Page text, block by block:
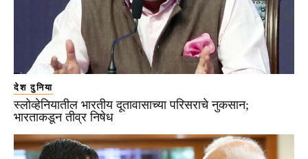
देश दुनिया
स्लोव्हेनियातील भारतीय दूतावासाच्या परिसराचे नुकसान;
भारताकडून तीव्र निषेध